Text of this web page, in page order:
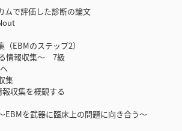
ムで評価した診断の論文
EBMのステップ2）
情報収集～ 7級
集
収集を概観する
EBMを武器に臨床上の問題に向き合う～